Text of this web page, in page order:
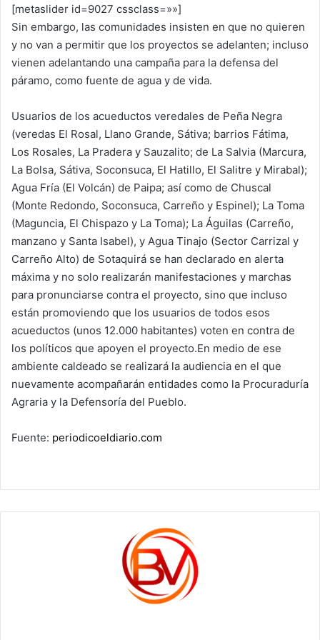
[metaslider id=9027 cssclass=»»]
Sin embargo, las comunidades insisten en que no quieren
y no van a permitir que los proyectos se adelanten; incluso
vienen adelantando una campaña para la defensa del
páramo, como fuente de agua y de vida.
Usuarios de los acueductos veredales de Peña Negra
(veredas El Rosal, Llano Grande, Sátiva; barrios Fátima,
Los Rosales, La Pradera y Sauzalito; de La Salvia (Marcura,
La Bolsa, Sátiva, Soconsuca, El Hatillo, El Salitre y Mirabal);
Agua Fría (El Volcán) de Paipa; así como de Chuscal
(Monte Redondo, Soconsuca, Carreño y Espinel); La Toma
(Maguncia, El Chispazo y La Toma); La Águilas (Carreño,
manzano y Santa Isabel), y Agua Tinajo (Sector Carrizal y
Carreño Alto) de Sotaquirá se han declarado en alerta
máxima y no solo realizarán manifestaciones y marchas
para pronunciarse contra el proyecto, sino que incluso
están promoviendo que los usuarios de todos esos
acueductos (unos 12.000 habitantes) voten en contra de
los políticos que apoyen el proyecto.En medio de ese
ambiente caldeado se realizará la audiencia en el que
nuevamente acompañarán entidades como la Procuraduría
Agraria y la Defensoría del Pueblo.
Fuente: periodicoeldiario.com